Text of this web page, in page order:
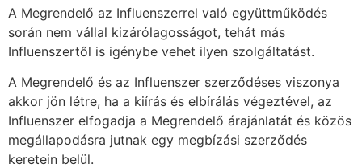
A Megrendelő az Influenszerrel való együttműködés
során nem vállal kizárólagosságot, tehát más
Influenszertől is igénybe vehet ilyen szolgáltatást.
A Megrendelő és az Influenszer szerződéses viszonya
akkor jön létre, ha a kiírás és elbírálás végeztével, az
Influenszer elfogadja a Megrendelő árajánlatát és közös
megállapodásra jutnak egy megbízási szerződés
keretein belül.